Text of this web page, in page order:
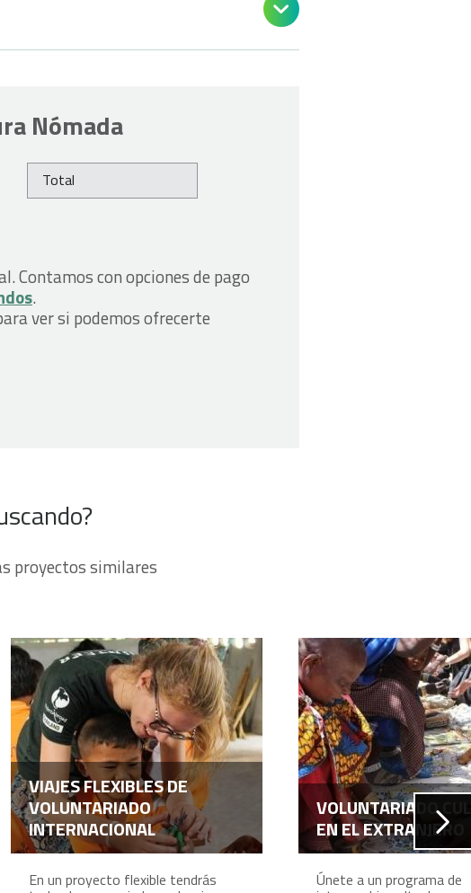

Nómada
Total
Contamos con opciones de pago
.
ver si podemos ofrecerte
proyectos similares
VIAJES FLEXIBLES DE
VOLUNTARIADO
INTERNACIONAL
En un proyecto flexible tendrás
VOLUNTARIADO
EN EL EXTRANJERO
Únete a un programa de